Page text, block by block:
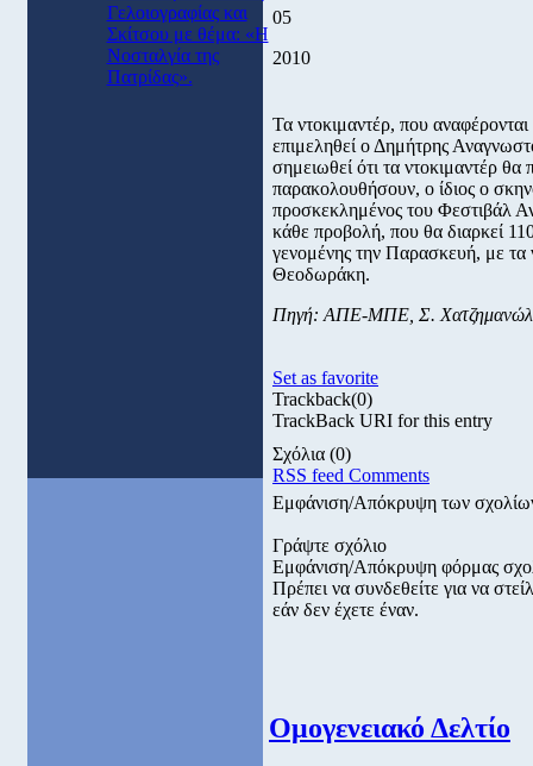
Γελοιογραφίας και
Σκίτσου με θέμα: «Η
Νοσταλγία της
Πατρίδας».
05
2010
Τα ντοκιμαντέρ, που
επιμεληθεί ο Δημήτρης
σημειωθεί ότι τα ντοκιμαντέρ
παρακολουθήσουν, ο ίδιος ο
προσκεκλημένος του Φεστιβάλ
κάθε προβολή, που θα διαρκεί
γενομένης την Παρασκευή, με τα
Θεοδωράκη.
Πηγή: ΑΠΕ-ΜΠΕ, Σ.
Set as favorite
Trackback(0)
TrackBack URI for this entry
Σχόλια (0)
RSS feed Comments
Εμφάνιση/Απόκρυψη των
Γράψτε σχόλιο
Εμφάνιση/Απόκρυψη φόρμας
Πρέπει να συνδεθείτε για να
εάν δεν έχετε έναν.
Ομογενειακό Δελτίο